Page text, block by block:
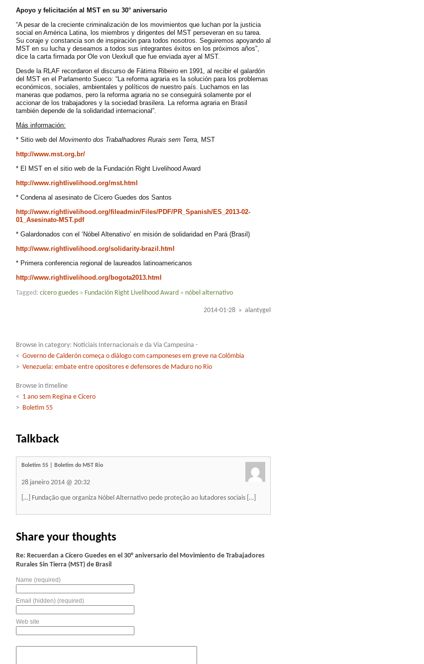
Apoyo y felicitación al MST en su 30° aniversario
“A pesar de la creciente criminalización de los movimientos que luchan por la justicia
social en América Latina, los miembros y dirigentes del MST perseveran en su tarea.
Su coraje y constancia son de inspiración para todos nosotros. Seguiremos apoyando al
MST en su lucha y deseamos a todos sus integrantes éxitos en los próximos años”,
dice la carta firmada por Ole von Uexkull que fue enviada ayer al MST.
Desde la RLAF recordaron el discurso de Fátima Ribeiro en 1991, al recibir el galardón
del MST en el Parlamento Sueco: “La reforma agraria es la solución para los problemas
económicos, sociales, ambientales y políticos de nuestro país. Luchamos en las
maneras que podamos, pero la reforma agraria no se conseguirá solamente por el
accionar de los trabajadores y la sociedad brasilera. La reforma agraria en Brasil
también depende de la solidaridad internacional”.
Más información:
* Sitio web del Movimento dos Trabalhadores Rurais sem Terra,
MST
http://www.mst.org.br/
* El MST en el sitio web de la Fundación Right Livelihood Award
http://www.rightlivelihood.org/mst.html
* Condena al asesinato de Cícero Guedes dos Santos
http://www.rightlivelihood.org/fileadmin/Files/PDF/PR_Spanish/ES_2013-02-
01_Asesinato-MST.pdf
* Galardonados con el ‘Nóbel Altenativo’ en misión de solidaridad en Pará (Brasil)
http://www.rightlivelihood.org/solidarity-brazil.html
* Primera conferencia regional de laureados latinoamericanos
http://www.rightlivelihood.org/bogota2013.html
Tagged: cícero guedes » Fundación Right Livelihood Award » nóbel alternativo
2014-01-28 » alantygel
Browse in category: Notíciais Internacionais e da Via Campesina -
< Governo de Calderón começa o diálogo com camponeses em greve na Colômbia
> Venezuela: embate entre opositores e defensores de Maduro no Rio
Browse in timeline
< 1 ano sem Regina e Cícero
> Boletim 55
Talkback
Boletim 55 | Boletim do MST Rio
28 janeiro 2014 @ 20:32
[…] Fundação que organiza Nóbel Alternativo pede proteção ao lutadores sociais […]
Share your thoughts
Re: Recuerdan a Cícero Guedes en el 30° aniversario del Movimiento de Trabajadores
Rurales Sin Tierra (MST) de Brasil
Name (required)
Email (hidden) (required)
Web site